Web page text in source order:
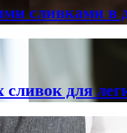
сливками в
для